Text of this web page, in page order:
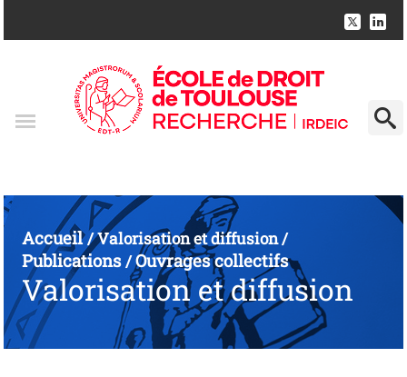
Accueil/Valorisation et diffusion/
Publications/Ouvrages collectifs
Valorisation et diffusion